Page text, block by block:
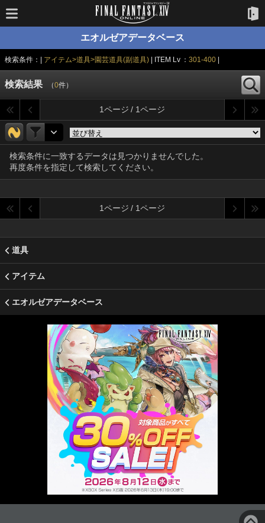
エオルゼアデータベース
検索条件：| アイテム>道具>園芸道具(副道具) | ITEM Lv ：301-400
検索結果 （0件）
1ページ / 1ページ
検索条件に一致するデータは見つかりませんでした。
再度条件を指定して検索してください。
1ページ / 1ページ
道具
アイテム
エオルゼアデータベース